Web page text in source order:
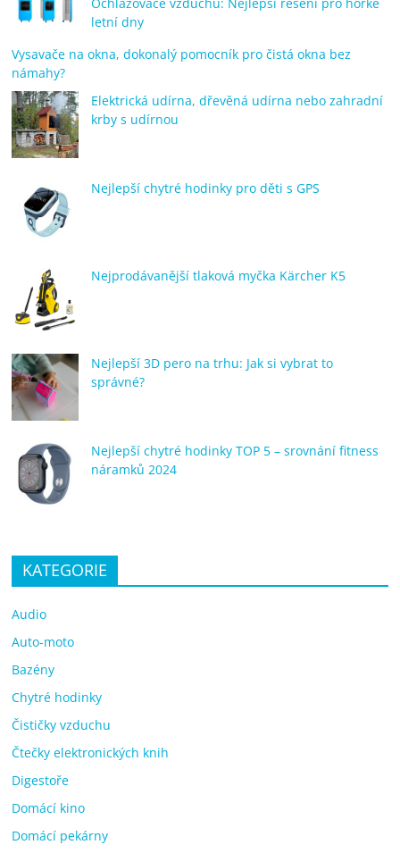
letní dny
Vysavače na okna, dokonalý pomocník pro čistá okna bez
námahy?
Elektrická udírna, dřevěná udírna nebo zahradní
krby s udírnou
Nejlepší chytré hodinky pro děti s GPS
Nejprodávanější tlaková myčka Kärcher K5
Nejlepší 3D pero na trhu: Jak si vybrat to
správné?
Nejlepší chytré hodinky TOP 5 – srovnání fitness
náramků 2024
KATEGORIE
Audio
Auto-moto
Bazény
Chytré hodinky
Čističky vzduchu
Čtečky elektronických knih
Digestoře
Domácí kino
Domácí pekárny